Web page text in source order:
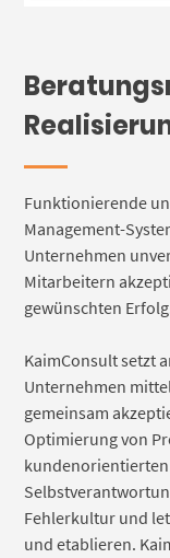
Funktionierende
Management-
Unternehmen
Mitarbeitern
gewünschten
KaimConsult setzt
Unternehmen
gemeinsam
Optimierung von
kundenorientierten
Fehlerkultur und
und etablieren.